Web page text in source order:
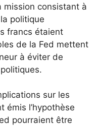
mission consistant à
politique
francs étaient
de la Fed mettent
à éviter de
sur les
émis l’hypothèse
pourraient être